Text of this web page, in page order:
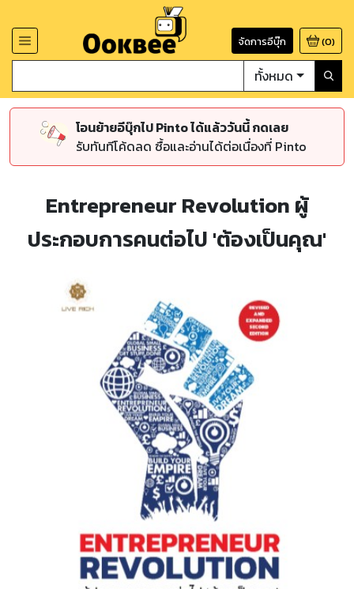
จัดการอีบุ๊ก (0)
ทั้งหมด
โอนย้ายอีบุ๊กไป Pinto ได้แล้ววันนี้ กดเลย
รับทันทีโค้ดลด ซื้อและอ่านได้ต่อเนื่องที่ Pinto
Entrepreneur Revolution ผู้
ประกอบการคนต่อไป 'ต้องเป็นคุณ'